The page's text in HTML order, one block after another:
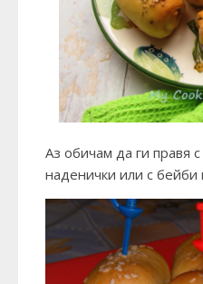
Аз обичам да ги правя
наденички или с